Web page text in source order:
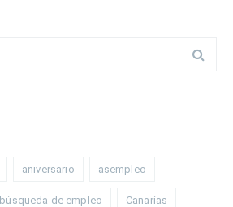
aniversario asempleo
búsqueda de empleo Canarias